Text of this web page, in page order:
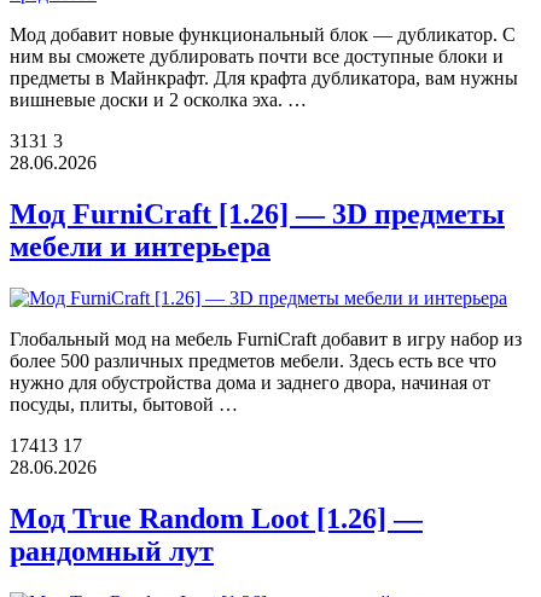
Мод добавит новые функциональный блок — дубликатор. С
ним вы сможете дублировать почти все доступные блоки и
предметы в Майнкрафт. Для крафта дубликатора, вам нужны
вишневые доски и 2 осколка эха. …
3131 3
28.06.2026
Мод FurniCraft [1.26] — 3D предметы
мебели и интерьера
Глобальный мод на мебель FurniCraft добавит в игру набор из
более 500 различных предметов мебели. Здесь есть все что
нужно для обустройства дома и заднего двора, начиная от
посуды, плиты, бытовой …
17413 17
28.06.2026
Мод True Random Loot [1.26] —
рандомный лут